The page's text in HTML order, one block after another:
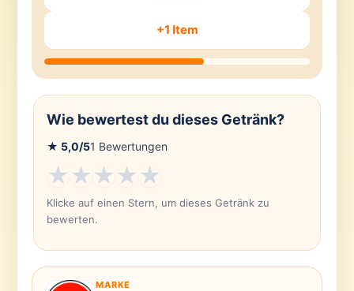
+1 Item
Wie bewertest du dieses Getränk?
★ 5,0/51 Bewertungen
★★★★★
Klicke auf einen Stern, um dieses Getränk zu
bewerten.
MARKE